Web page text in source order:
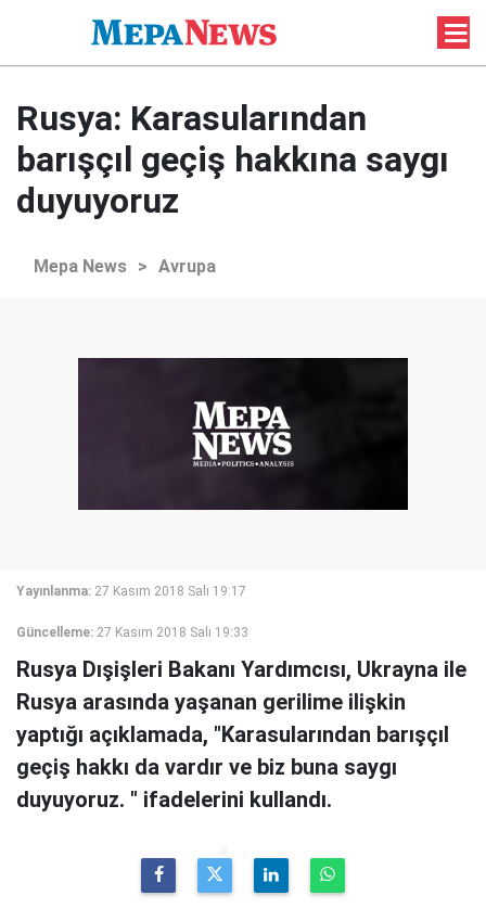
Rusya: Karasularından
barışçıl geçiş hakkına saygı
duyuyoruz
Mepa News > Avrupa
Yayınlanma: 27 Kasım 2018 Salı 19:17
Güncelleme: 27 Kasım 2018 Salı 19:33
Rusya Dışişleri Bakanı Yardımcısı, Ukrayna ile
Rusya arasında yaşanan gerilime ilişkin
yaptığı açıklamada, "Karasularından barışçıl
geçiş hakkı da vardır ve biz buna saygı
duyuyoruz. " ifadelerini kullandı.